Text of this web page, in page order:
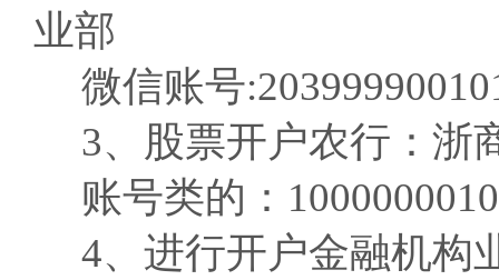
业部
微信账号
3、股票开户农行：浙
账号类的：
4、进行开户金融机构